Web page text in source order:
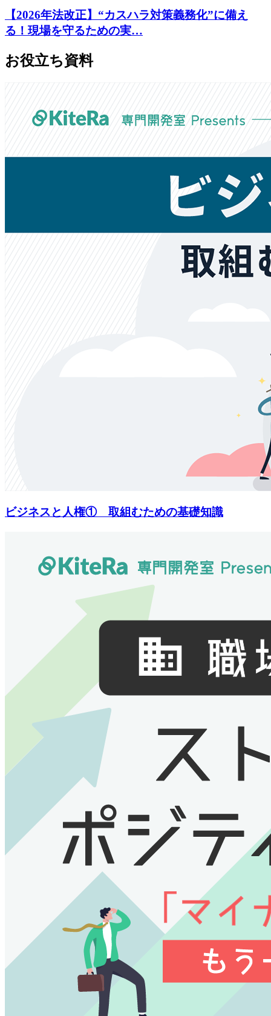
【2026年法改正】“カスハラ対策義務化”に備え
る！現場を守るための実…
お役立ち資料
ビジネスと人権① 取組むための基礎知識